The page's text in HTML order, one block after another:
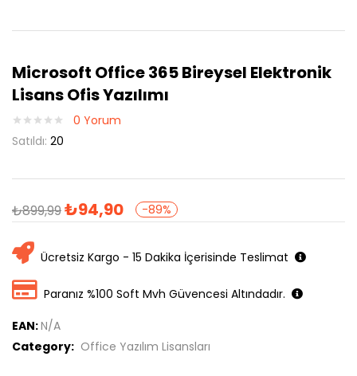
Microsoft Office 365 Bireysel Elektronik
Lisans Ofis Yazılımı
0 Yorum
Satıldı: 20
₺899,99₺94,90 -89%
Ücretsiz Kargo - 15 Dakika İçerisinde Teslimat
Paranız %100 Soft Mvh Güvencesi Altındadır.
EAN:N/A
Category: Office Yazılım Lisansları